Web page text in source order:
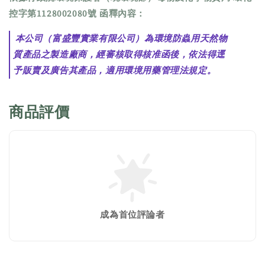
控字第1128002080號 函釋內容：
本公司（富盛豐實業有限公司）為環境防蟲用天然物
質產品之製造廠商，經審核取得核准函後，依法得逕
予販賣及廣告其產品，適用環境用藥管理法規定。
商品評價
成為首位評論者